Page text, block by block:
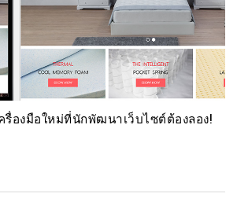
เครื่องมือใหม่ที่นักพัฒนาเว็บไซต์ต้องลอง!